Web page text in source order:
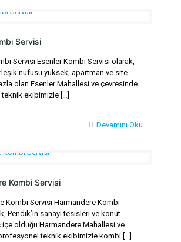
Servisi
Servisi Esenler Kombi Servisi olarak,
nüfusu yüksek, apartman ve site
olan Esenler Mahallesi ve çevresinde
ekibimizle […]
Devamını Oku
Kombi Servisi
Kombi Servisi Harmandere Kombi
Pendik’in sanayi tesisleri ve konut
içe olduğu Harmandere Mahallesi ve
teknik ekibimizle kombi […]